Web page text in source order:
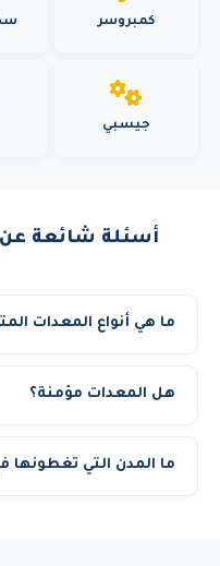
كمبروسر
جيسبي
أسئلة شائعة عن
ما هي أنواع المعدات
لفت (رافعة مقصية)،
شيول، قلاب، بلدوزر،
هل المعدات مؤمنة؟
ما المدن التي تغطونها